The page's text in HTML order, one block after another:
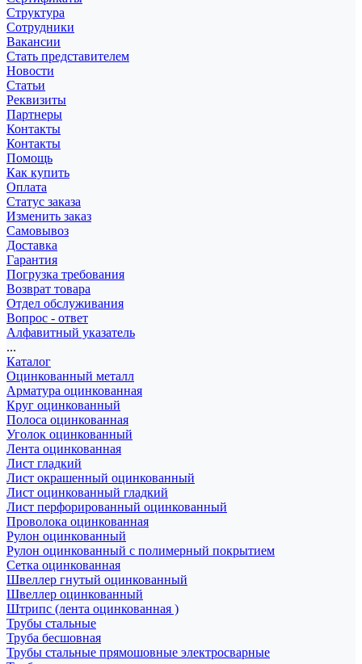
Структура
Сотрудники
Вакансии
Стать представителем
Новости
Статьи
Реквизиты
Партнеры
Контакты
Контакты
Помощь
Как купить
Оплата
Статус заказа
Изменить заказ
Самовывоз
Доставка
Гарантия
Погрузка требования
Возврат товара
Отдел обслуживания
Вопрос - ответ
Алфавитный указатель
...
Каталог
Оцинкованный металл
Арматура оцинкованная
Круг оцинкованный
Полоса оцинкованная
Уголок оцинкованный
Лента оцинкованная
Лист гладкий
Лист окрашенный оцинкованный
Лист оцинкованный гладкий
Лист перфорированный оцинкованный
Проволока оцинкованная
Рулон оцинкованный
Рулон оцинкованный с полимерный покрытием
Сетка оцинкованная
Швеллер гнутый оцинкованный
Швеллер оцинкованный
Штрипс (лента оцинкованная )
Трубы стальные
Труба бесшовная
Трубы стальные прямошовные электросварные